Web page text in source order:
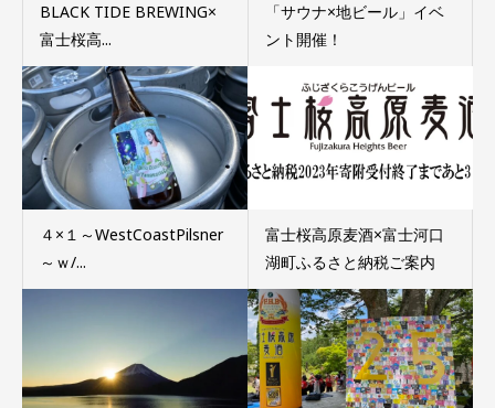
BLACK TIDE BREWING×
富士桜高...
「サウナ×地ビール」イベ
ント開催！
４×１～WestCoastPilsner
～ｗ/...
富士桜高原麦酒×富士河口
湖町ふるさと納税ご案内